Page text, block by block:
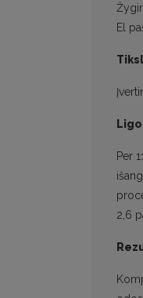
El
Per
2,6